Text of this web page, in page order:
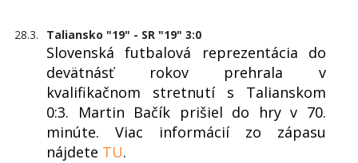
28.3. Taliansko "19" - SR "19" 3:0
Slovenská futbalová reprezentácia do
devätnásť rokov prehrala v
kvalifikačnom stretnutí s Talianskom
0:3. Martin Bačík prišiel do hry v 70.
minúte. Viac informácií zo zápasu
nájdete TU.